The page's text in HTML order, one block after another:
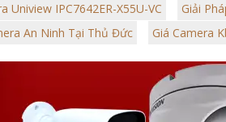
Uniview IPC7642ER-X55U-VC Giải
An Ninh Tại Thủ Đức Giá Camera